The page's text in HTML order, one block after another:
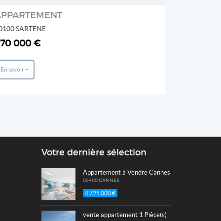
SARTENE
000 €
En savoir +
Votre dernière sélection
Appartement à Vendre Cannes Croisette vue
06400 CANNES
4 725 000 €
vente appartement 1 Pièce(s)